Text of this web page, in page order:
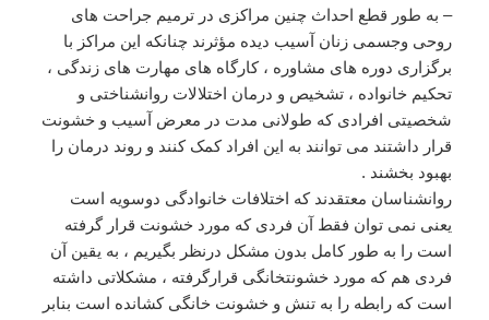
– به طور قطع احداث چنین مراکزی در ترمیم جراحت های
روحی وجسمی زنان آسیب دیده مؤثرند چنانکه این مراکز با
برگزاری دوره های مشاوره ، کارگاه های مهارت های زندگی ،
تحکیم خانواده ، تشخیص و درمان اختلالات روانشناختی و
شخصیتی افرادی که طولانی مدت در معرض آسیب و خشونت
قرار داشتند می توانند به این افراد کمک کنند و روند درمان را
بهبود بخشند .
روانشناسان معتقدند که اختلافات خانوادگی دوسویه است
یعنی نمی توان فقط آن فردی که مورد خشونت قرار گرفته
است را به طور کامل بدون مشکل درنظر بگیریم ، به یقین آن
فردی هم که مورد خشونتخانگی قرارگرفته ، مشکلاتی داشته
است که رابطه را به تنش و خشونت خانگی کشانده است بنابر